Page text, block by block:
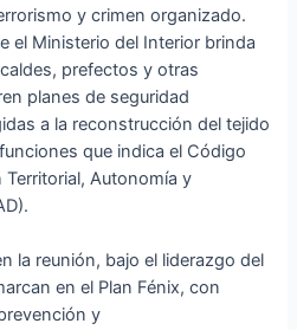
y crimen organizado.
el Ministerio del Interior brinda
prefectos y otras
planes de seguridad
a la reconstrucción del tejido
que indica el Código
Autonomía y
la reunión, bajo el liderazgo del
en el Plan Fénix, con
y